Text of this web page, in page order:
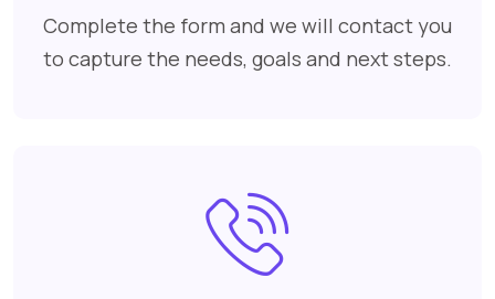
Complete the form and we will contact you
to capture the needs, goals and next steps.